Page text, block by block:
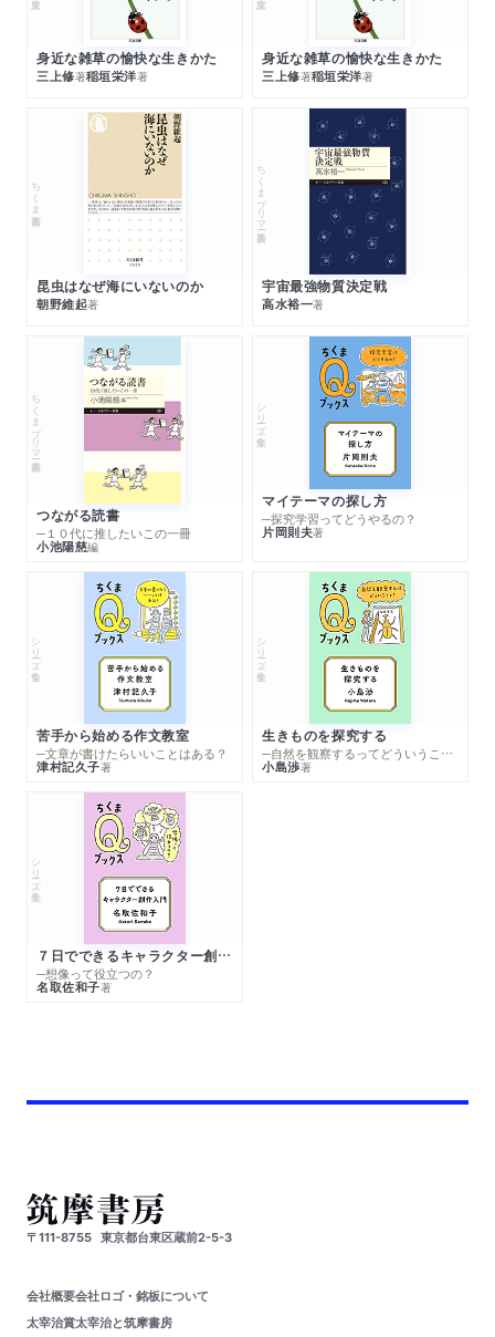
身近な雑草の愉快な生きかた
三上修著稲垣栄洋著
身近な雑草の愉快な生きかた
三上修著稲垣栄洋著
ちくま新書
昆虫はなぜ海にいないのか
朝野維起著
ちくまプリマー新書
宇宙最強物質決定戦
高水裕一著
ちくまプリマー新書
つながる読書
─１０代に推したいこの一冊
小池陽慈編
シリーズ・全集
マイテーマの探し方
─探究学習ってどうやるの？
片岡則夫著
シリーズ・全集
苦手から始める作文教室
─文章が書けたらいいことはある？
津村記久子著
シリーズ・全集
生きものを探究する
─自然を観察するってどういうこと？
小島渉著
シリーズ・全集
７日でできるキャラクター創作入門
─想像って役立つの？
名取佐和子著
〒111-8755 東京都台東区蔵前2-5-3
会社概要会社ロゴ・銘板について
太宰治賞太宰治と筑摩書房